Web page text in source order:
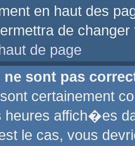
en haut des
de
de page
ne sont pas
certainement
heures affich�es
le cas, vous